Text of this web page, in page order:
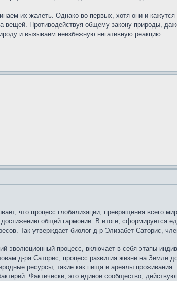
их жалеть. Однако во-первых, хотя они и
Противодействуя общему закону природы,
и вызываем неизбежную негативную реакцию.
что процесс глобализации, превращения всего
общей гармонии. В итоге, сформируется
Так утверждает биолог д-р Элизабет Саторис,
эволюционный процесс, включает в себя этапы
д-ра Саторис, процесс развития жизни на Земле
ресурсы, такие как пища и ареалы
Фактически, это единое сообщество,